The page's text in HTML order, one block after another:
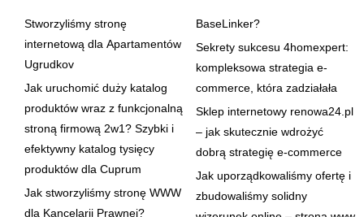
Stworzyliśmy stronę
internetową dla Apartamentów
Ugrudkov
Jak uruchomić duży katalog
produktów wraz z funkcjonalną
stroną firmową 2w1? Szybki i
efektywny katalog tysięcy
produktów dla Cuprum
Jak stworzyliśmy stronę WWW
dla Kancelarii Prawnej?
BaseLinker?
Sekrety sukcesu 4homexpert:
kompleksowa strategia e-
commerce, która zadziałała
Sklep internetowy renowa24.pl
– jak skutecznie wdrożyć
dobrą strategię e-commerce
Jak uporządkowaliśmy ofertę i
zbudowaliśmy solidny